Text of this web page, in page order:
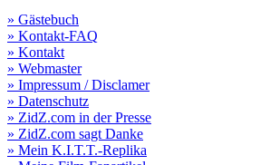
» Gästebuch
» Kontakt-FAQ
» Kontakt
» Webmaster
» Impressum / Disclamer
» Datenschutz
» ZidZ.com in der Presse
» ZidZ.com sagt Danke
» Mein K.I.T.T.-Replika